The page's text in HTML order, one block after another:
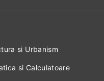
si Urbanism
si Calculatoare